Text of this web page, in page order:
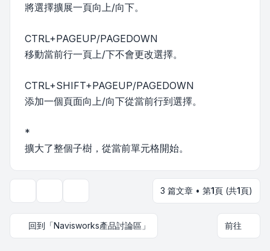
將選擇擴展一頁向上/向下。
CTRL+PAGEUP/PAGEDOWN
移動當前行一頁上/下不會更改選擇。
CTRL+SHIFT+PAGEUP/PAGEDOWN
添加一個頁面向上/向下從當前行到選擇。
*
擴大了整個子樹，從當前單元格開始。
3 篇文章 • 第1頁 (共1頁)
回到「Navisworks產品討論區」 前往